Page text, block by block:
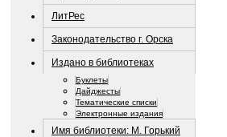
ЛитРес
Законодательство г. Орска
Издано в библиотеках
Буклеты
Дайджесты
Тематические списки
Электронные издания
Имя библиотеки: М. Горький